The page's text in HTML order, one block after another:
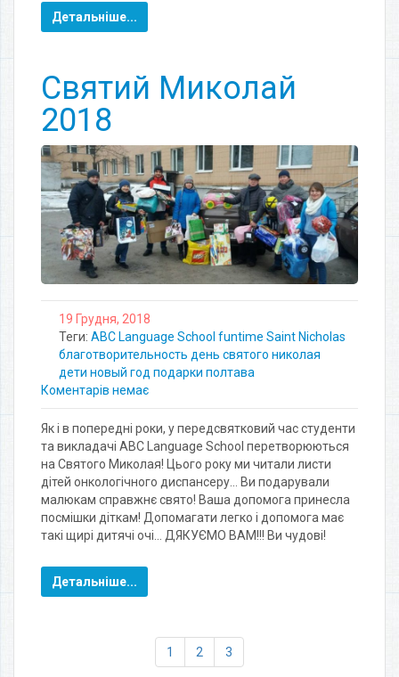
Детальніше...
Святий Миколай
2018
19 Грудня, 2018
Теги: ABC Language School funtime Saint Nicholas
благотворительность день святого николая
дети новый год подарки полтава
Коментарів немає
Як і в попередні роки, у передсвятковий час студенти
та викладачі ABC Language School перетворюються
на Святого Миколая! Цього року ми читали листи
дітей онкологічного диспансеру… Ви подарували
малюкам справжнє свято! Ваша допомога принесла
посмішки діткам! Допомагати легко і допомога має
такі щирі дитячі очі… ДЯКУЄМО ВАМ!!! Ви чудові!
Детальніше...
1 2 3